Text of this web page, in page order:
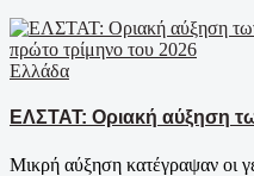
Ελλάδα
ΕΛΣΤΑΤ: Οριακή αύξηση
Μικρή αύξηση κατέγραψαν οι